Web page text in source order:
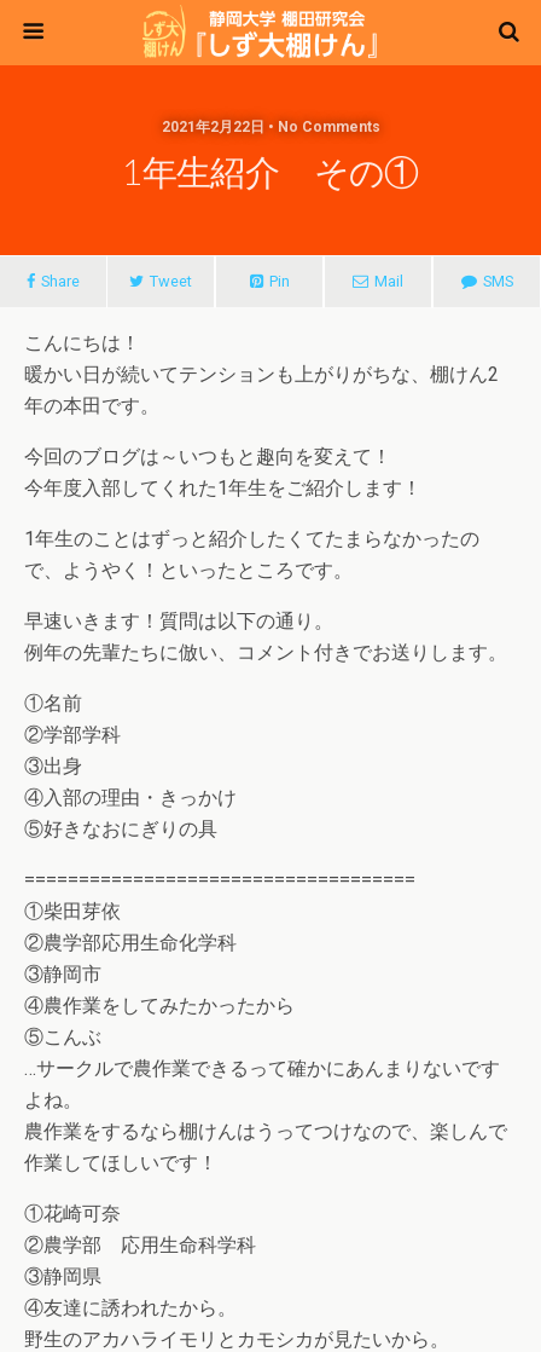
2021年2月22日 • No Comments
1年生紹介 その①
Share Tweet Pin Mail SMS
こんにちは！
暖かい日が続いてテンションも上がりがちな、棚けん2
年の本田です。
今回のブログは～いつもと趣向を変えて！
今年度入部してくれた1年生をご紹介します！
1年生のことはずっと紹介したくてたまらなかったの
で、ようやく！といったところです。
早速いきます！質問は以下の通り。
例年の先輩たちに倣い、コメント付きでお送りします。
①名前
②学部学科
③出身
④入部の理由・きっかけ
⑤好きなおにぎりの具
====================================
①柴田芽依
②農学部応用生命化学科
③静岡市
④農作業をしてみたかったから
⑤こんぶ
…サークルで農作業できるって確かにあんまりないです
よね。
農作業をするなら棚けんはうってつけなので、楽しんで
作業してほしいです！
①花崎可奈
②農学部 応用生命科学科
③静岡県
④友達に誘われたから。
野生のアカハライモリとカモシカが見たいから。